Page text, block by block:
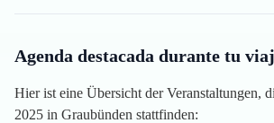
Agenda destacada durante tu
Hier ist eine Übersicht der Veranstaltungen,
2025 in Graubünden stattfinden: